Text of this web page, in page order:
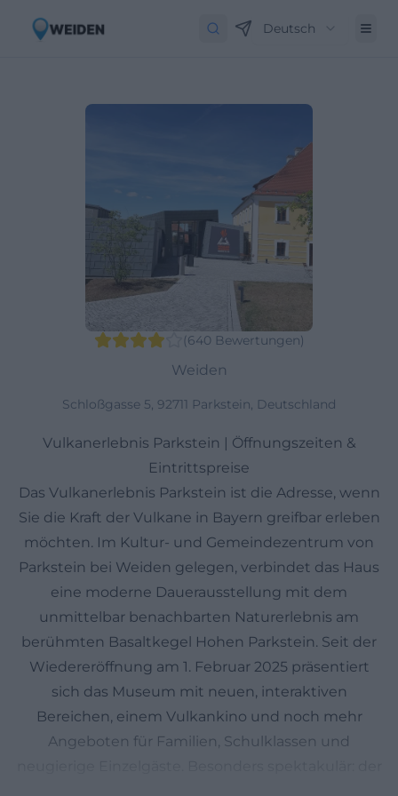
Deutsch
(640 Bewertungen)
Weiden
Schloßgasse 5, 92711 Parkstein, Deutschland
Vulkanerlebnis Parkstein | Öffnungszeiten &
Eintrittspreise
Das Vulkanerlebnis Parkstein ist die Adresse, wenn
Sie die Kraft der Vulkane in Bayern greifbar erleben
möchten. Im Kultur- und Gemeindezentrum von
Parkstein bei Weiden gelegen, verbindet das Haus
eine moderne Dauerausstellung mit dem
unmittelbar benachbarten Naturerlebnis am
berühmten Basaltkegel Hohen Parkstein. Seit der
Wiedereröffnung am 1. Februar 2025 präsentiert
sich das Museum mit neuen, interaktiven
Bereichen, einem Vulkankino und noch mehr
Angeboten für Familien, Schulklassen und